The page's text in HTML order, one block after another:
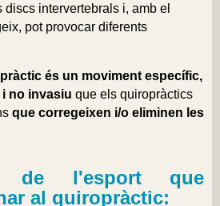
intervertebrals i, amb el
pot provocar diferents
és un moviment específic,
no invasiu que els quiropràctics
que corregeixen i/o eliminen les
de l'esport que
al quiropràctic: